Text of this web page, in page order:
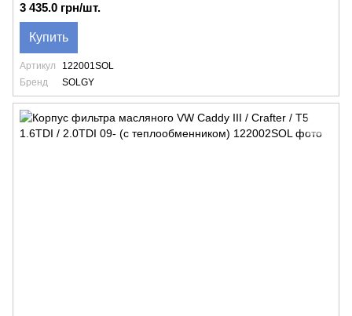
3 435.0 грн/шт.
Купить
Артикул
122001SOL
Бренд
SOLGY